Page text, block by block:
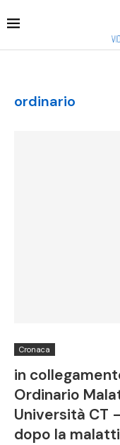
ordinario
Cronaca
in
Ordinario
Università CT
dopo la